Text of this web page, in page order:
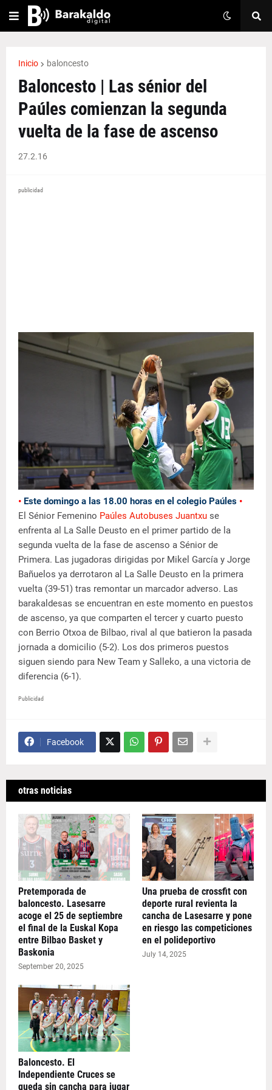
Inicio baloncesto
Baloncesto | Las sénior del
Paúles comienzan la segunda
vuelta de la fase de ascenso
27.2.16
publicidad
• Este domingo a las 18.00 horas en el colegio Paúles •
El Sénior Femenino Paúles Autobuses Juantxu se
enfrenta al La Salle Deusto en el primer partido de la
segunda vuelta de la fase de ascenso a Sénior de
Primera. Las jugadoras dirigidas por Mikel García y Jorge
Bañuelos ya derrotaron al La Salle Deusto en la primera
vuelta (39-51) tras remontar un marcador adverso. Las
barakaldesas se encuentran en este momento en puestos
de ascenso, ya que comparten el tercer y cuarto puesto
con Berrio Otxoa de Bilbao, rival al que batieron la pasada
jornada a domicilio (5-2). Los dos primeros puestos
siguen siendo para New Team y Salleko, a una victoria de
diferencia (6-1).
Publicidad
Facebook
otras noticias
Pretemporada de
baloncesto. Lasesarre
acoge el 25 de septiembre
el final de la Euskal Kopa
entre Bilbao Basket y
Baskonia
September 20, 2025
Una prueba de crossfit con
deporte rural revienta la
cancha de Lasesarre y pone
en riesgo las competiciones
en el polideportivo
July 14, 2025
Baloncesto. El
Independiente Cruces se
queda sin cancha para jugar